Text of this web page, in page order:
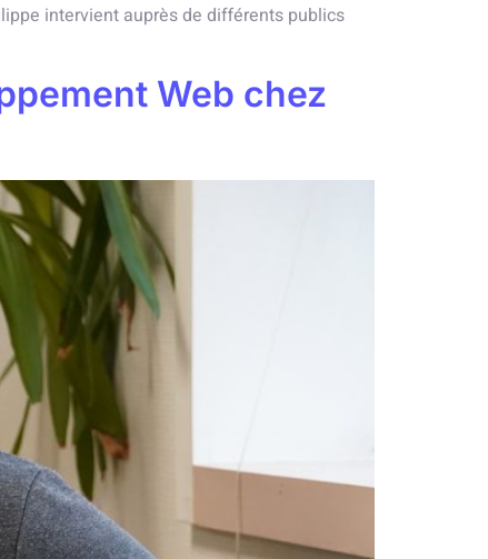
intervient auprès de différents publics
Web chez